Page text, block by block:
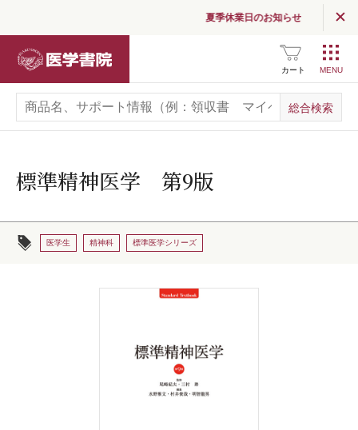
夏季休業日のお知らせ
カート
標準精神医学 第9版
医学生 精神科 標準医学シリーズ